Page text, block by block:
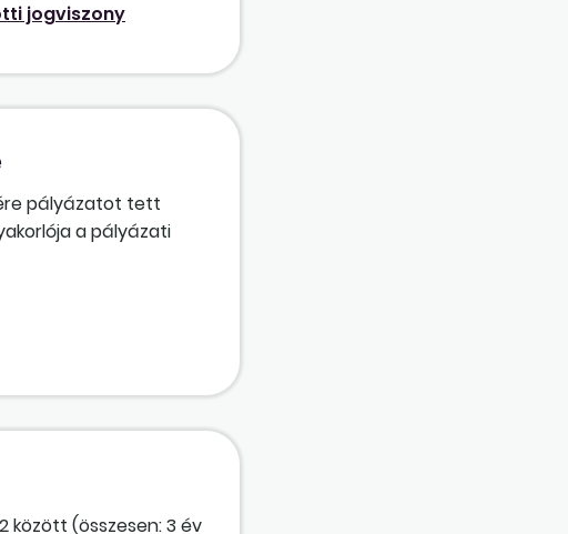
jogviszony
pályázatot tett
a pályázati
hatvan napon belül
vagy a
követő első testületi
között (összesen: 3 év